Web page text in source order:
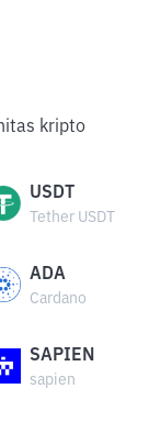
kripto
USDT
Tether USDT
ADA
Cardano
SAPIEN
sapien